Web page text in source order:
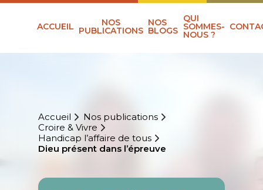
ACCUEIL NOS
PUBLICATIONS
NOS
BLOGS
QUI
SOMMES-
NOUS ?
Accueil
Nos publications
Croire & Vivre
Handicap l’affaire de tous
Dieu présent dans l’épreuve